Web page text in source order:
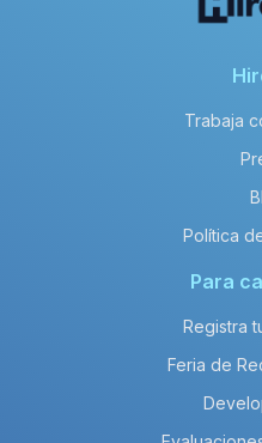
Trabaja
Política
Para
Registra
Feria de